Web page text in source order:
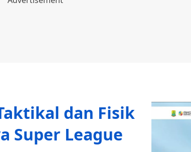
dan Fisik
Super League